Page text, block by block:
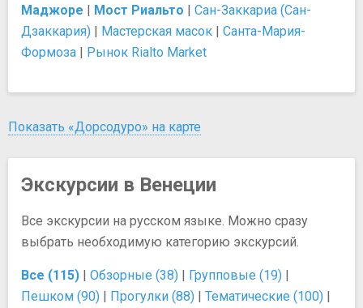
Маджоре | Мост Риальто | Сан-Заккариа (Сан-
Дзаккария) | Мастерская масок | Санта-Мария-
Формоза | Рынок Rialto Market
Показать «Дорсодуро» на карте
Экскурсии в Венеции
Все экскурсии на русском языке. Можно сразу
выбрать необходимую категорию экскурсий.
Все (115) | Обзорные (38) | Групповые (19) |
Пешком (90) | Прогулки (88) | Тематические (100) |